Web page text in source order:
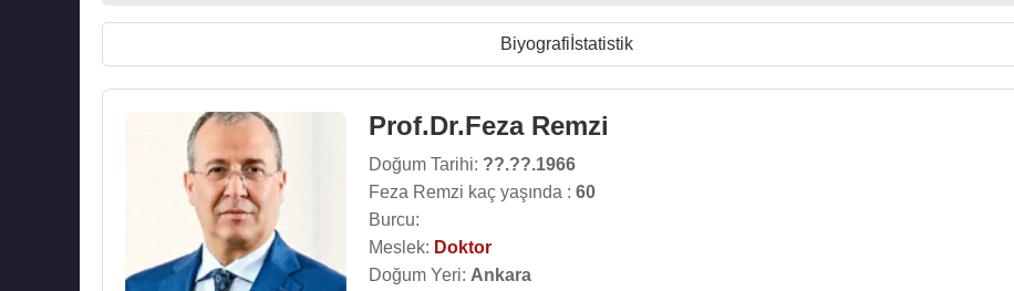
Biyografi İstatistik
Prof.Dr.Feza Remzi
Doğum Tarihi: ??.??.1966
Feza Remzi kaç yaşında : 60
Burcu:
Meslek: Doktor
Doğum Yeri: Ankara